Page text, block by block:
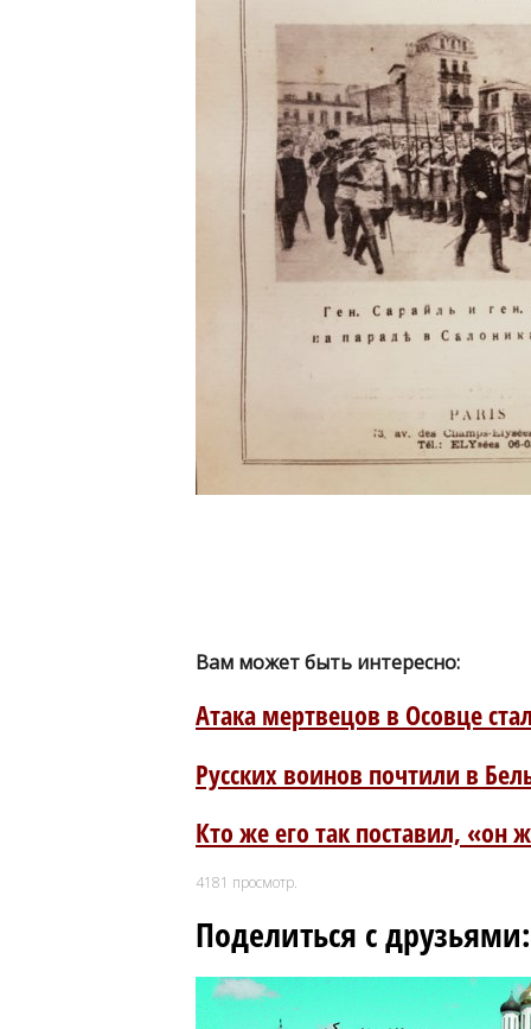
Вам может быть интересно:
Атака мертвецов в Осовце
Русских воинов почтили в
Кто же его так поставил,
4181 просмотр.
Поделиться с друзьями: